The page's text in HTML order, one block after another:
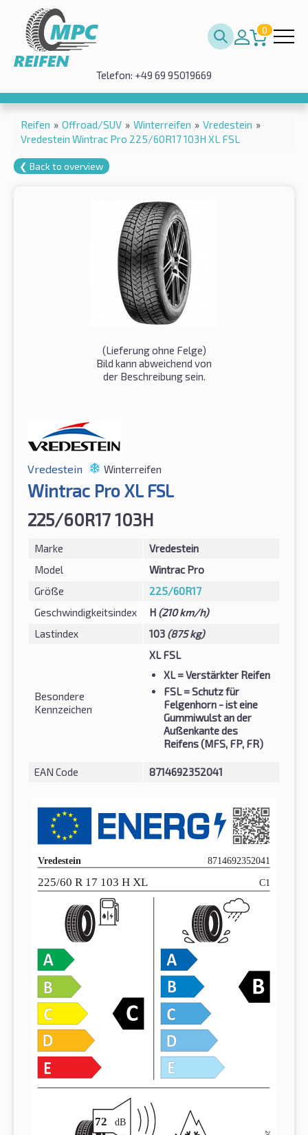
0
Telefon: +49 69 95019669
Reifen » Offroad/SUV » Winterreifen » Vredestein »
Vredestein Wintrac Pro 225/60R17 103H XL FSL
❮ Back to overview
(Lieferung ohne Felge)
Bild kann abweichend von
der Beschreibung sein.
Vredestein Winterreifen
Wintrac Pro XL FSL
225/60R17 103H
Marke
Vredestein
Model
Wintrac Pro
Größe
225/60R17
Geschwindigkeitsindex
H (210 km/h)
Lastindex
103 (875 kg)
Besondere
Kennzeichen
XL FSL
XL= Verstärkter Reifen
FSL= Schutz für
Felgenhorn - ist eine
Gummiwulst an der
Außenkante des
Reifens (MFS, FP, FR)
EAN Code 8714692352041